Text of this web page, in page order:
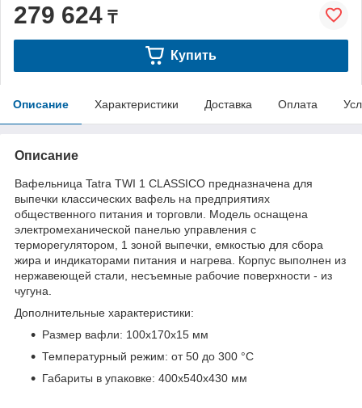
279 624 ₸
Купить
Описание Характеристики Доставка Оплата
Описание
Вафельница Tatra TWI 1 CLASSICO предназначена для
выпечки классических вафель на предприятиях
общественного питания и торговли. Модель оснащена
электромеханической панелью управления с
терморегулятором, 1 зоной выпечки, емкостью для сбора
жира и индикаторами питания и нагрева. Корпус выполнен из
нержавеющей стали, несъемные рабочие поверхности - из
чугуна.
Дополнительные характеристики:
Размер вафли: 100х170х15 мм
Температурный режим: от 50 до 300 °C
Габариты в упаковке: 400х540х430 мм